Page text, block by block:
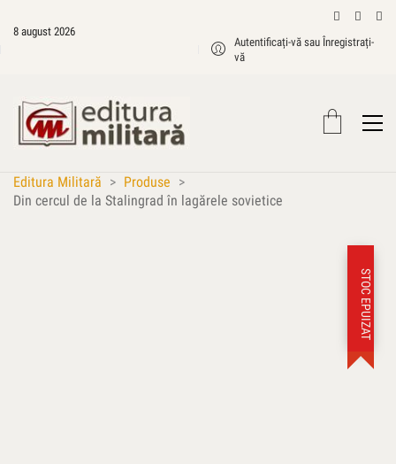
8 august 2026
Autentificați-vă sau Înregistrați-
vă
Editura Militară > Produse >
Din cercul de la Stalingrad în lagărele sovietice
STOC EPUIZAT